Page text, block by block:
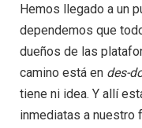
Hemos llegado a un
dependemos que
dueños de las
camino está en des-
tiene ni idea. Y allí
inmediatas a nuestro